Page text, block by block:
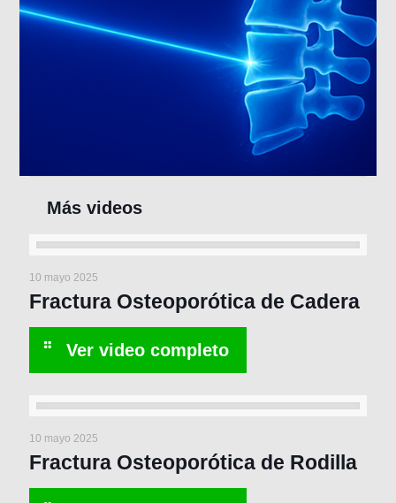
10 mayo 2025
Fractura Osteoporótica de Cadera
10 mayo 2025
Fractura Osteoporótica de Rodilla